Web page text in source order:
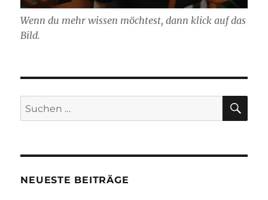
Wenn du mehr wissen möchtest, dann klick auf das
Bild.
Suchen
nach:
NEUESTE BEITRÄGE